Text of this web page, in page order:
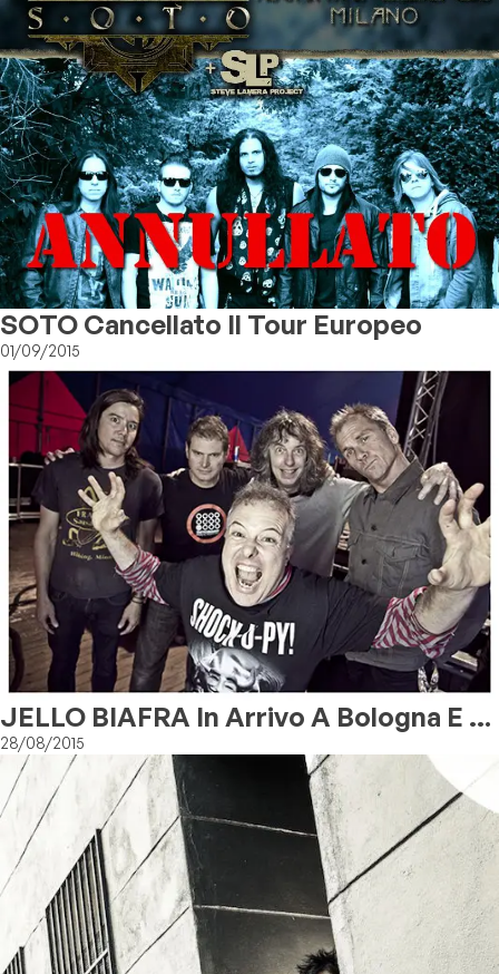
SOTO Cancellato Il Tour Europeo
01/09/2015
JELLO BIAFRA In Arrivo A Bologna E A
Milano
28/08/2015